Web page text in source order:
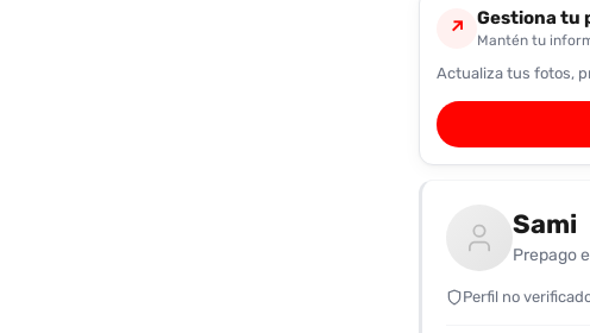
↗ Gestiona tu
Mantén tu
Actualiza tus fotos,
Sami
Prepago
Perfil no